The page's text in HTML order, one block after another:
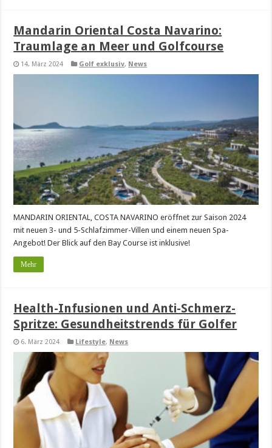
Mandarin Oriental Costa Navarino:
Traumlage an Meer und Golfcourse
14. März 2024 Golf exklusiv, News
MANDARIN ORIENTAL, COSTA NAVARINO eröffnet zur Saison 2024
mit neuen 3- und 5-Schlafzimmer-Villen und einem neuen Spa-
Angebot! Der Blick auf den Bay Course ist inklusive!
Mehr
Health-Infusionen und Anti-Schmerz-
Spritze: Gesundheitstrends für Golfer
6. März 2024 Lifestyle, News